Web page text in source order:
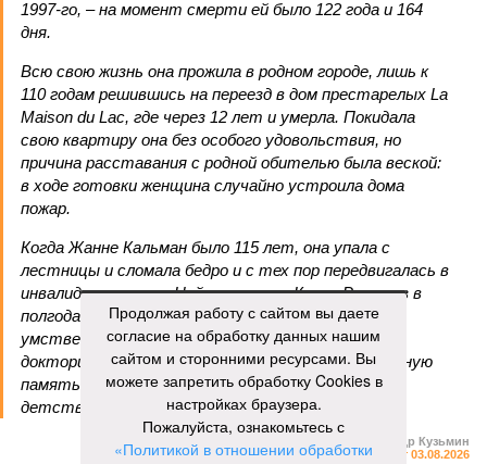
1997-го, – на момент смерти ей было 122 года и 164
дня.
Всю свою жизнь она прожила в родном городе, лишь к
110 годам решившись на переезд в дом престарелых La
Maison du Lac, где через 12 лет и умерла. Покидала
свою квартиру она без особого удовольствия, но
причина расставания с родной обителью была веской:
в ходе готовки женщина случайно устроила дома
пожар.
Когда Жанне Кальман было 115 лет, она упала с
лестницы и сломала бедро и с тех пор передвигалась в
инвалидном кресле. Нейропсихолог Карен Ричи раз в
полгода проводила исследования психического и
умственного состояния старушки: по словам
докторши, Кальман до самого конца сохраняла ясную
память и ум, рассказывая Ричи стихи из своего
детства и решая арифметические задачки.
Александр Кузьмин
Газета«Наша версия» №29 от 03.08.2026
Продолжая работу с сайтом вы даете
согласие на обработку данных нашим
сайтом и сторонними ресурсами. Вы
можете запретить обработку Cookies в
настройках браузера.
Пожалуйста, ознакомьтесь с
«Политикой в отношении обработки